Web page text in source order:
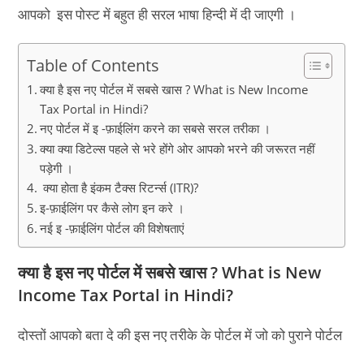
आपको इस पोस्ट में बहुत ही सरल भाषा हिन्दी में दी जाएगी ।
Table of Contents
क्या है इस नए पोर्टल में सबसे खास ? What is New Income
Tax Portal in Hindi?
नए पोर्टल में इ -फ़ाईलिंग करने का सबसे सरल तरीका ।
क्या क्या डिटेल्स पहले से भरे होंगे ओर आपको भरने की जरूरत नहीं
पड़ेगी ।
क्या होता है इंकम टैक्स रिटर्न्स (ITR)?
इ-फ़ाईलिंग पर कैसे लोग इन करे ।
नई इ -फ़ाईलिंग पोर्टल की विशेषताएं
क्या है इस नए पोर्टल में सबसे खास ? What is New
Income Tax Portal in Hindi?
दोस्तों आपको बता दे की इस नए तरीके के पोर्टल में जो को पुराने पोर्टल